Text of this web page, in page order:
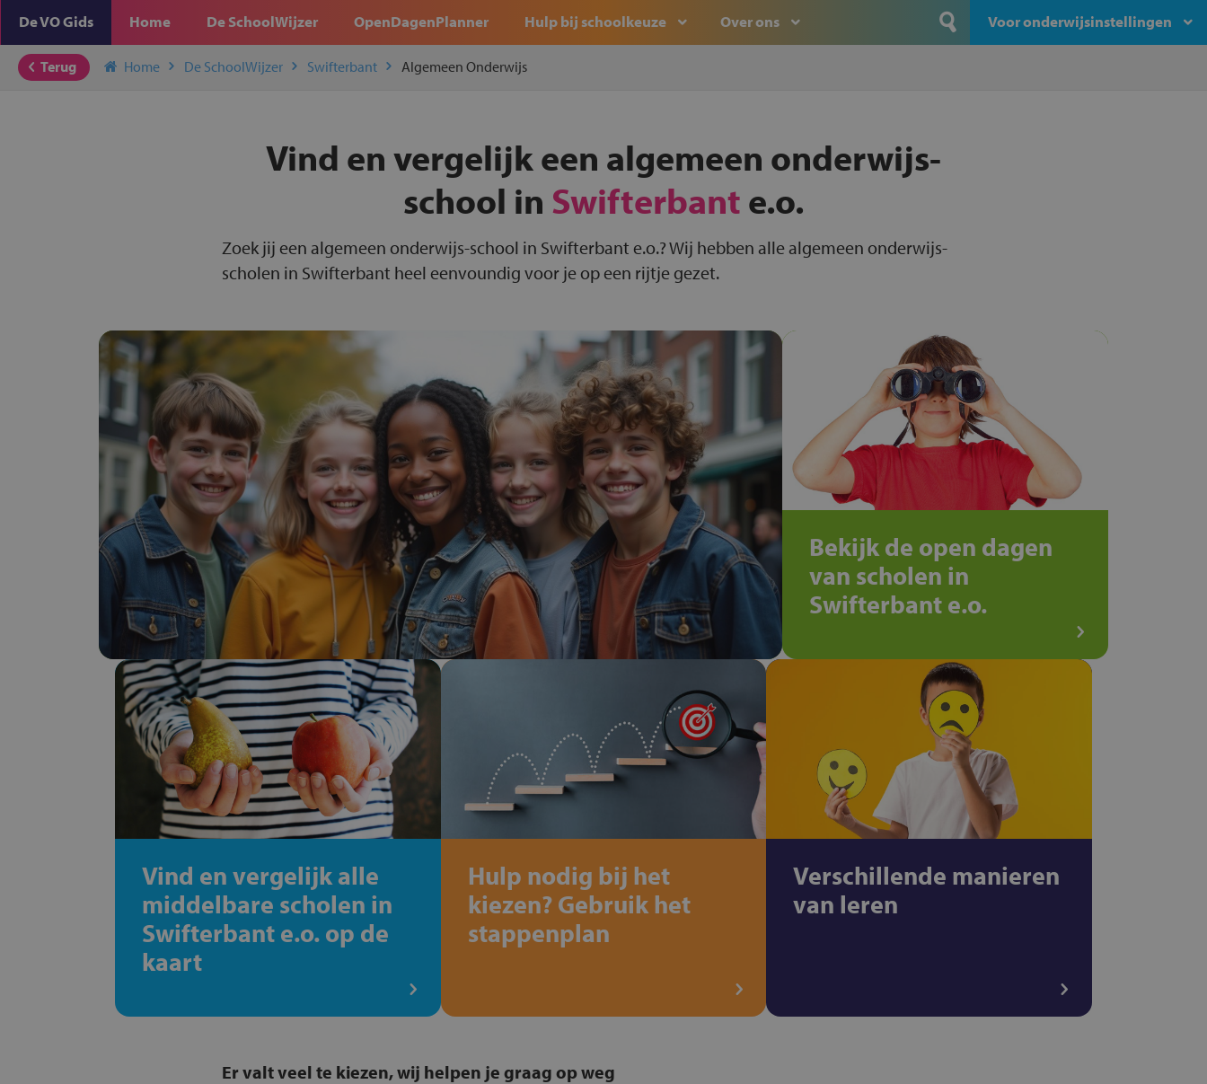
De VO Gids Home De SchoolWijzer OpenDagenPlanner Hulp bij schoolkeuze Over ons Voor onderwijsinstellingen
Terug Home De SchoolWijzer Swifterbant Algemeen Onderwijs
Vind en vergelijk een algemeen onderwijs-
school in Swifterbante.o.
Zoek jij een algemeen onderwijs-school in Swifterbant e.o.? Wij hebben alle algemeen onderwijs-
scholen in Swifterbant heel eenvoundig voor je op een rijtje gezet.
Bekijk de open dagen
van scholen in
Swifterbant e.o.
Vind en vergelijk alle
middelbare scholen in
Swifterbant e.o. op de
kaart
Hulp nodig bij het
kiezen? Gebruik het
stappenplan
Verschillende manieren
van leren
Er valt veel te kiezen, wij helpen je graag op weg